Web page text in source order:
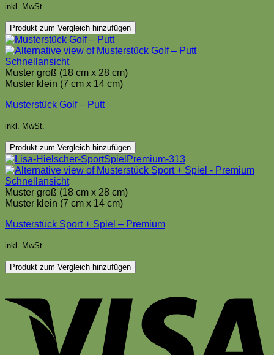
inkl. MwSt.
Produkt zum Vergleich hinzufügen
Schnellansicht
Muster groß (18 cm x 28 cm)
Muster klein (7 cm x 14 cm)
Musterstück Golf – Putt
inkl. MwSt.
Produkt zum Vergleich hinzufügen
Schnellansicht
Muster groß (18 cm x 28 cm)
Muster klein (7 cm x 14 cm)
Musterstück Sport + Spiel – Premium
inkl. MwSt.
Produkt zum Vergleich hinzufügen